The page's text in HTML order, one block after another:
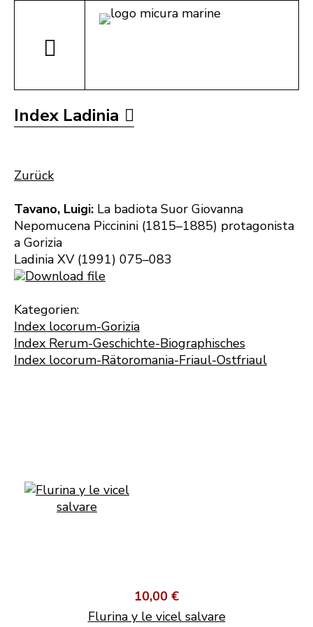
Index Ladinia
Zurück
Tavano, Luigi: La badiota Suor Giovanna
Nepomucena Piccinini (1815–1885) protagonista
a Gorizia
Ladinia XV (1991) 075–083
Download file
Kategorien:
Index locorum-Gorizia
Index Rerum-Geschichte-Biographisches
Index locorum-Rätoromania-Friaul-Ostfriaul
10,00 €
Flurina y le vicel salvare